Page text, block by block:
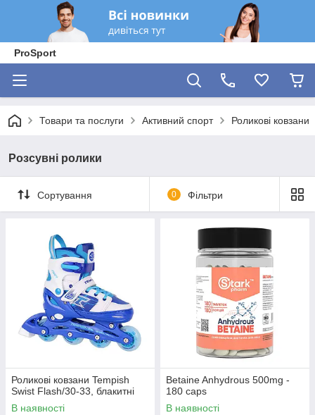
ProSport
Товари та послуги Активний спорт Роликові ковзани
Розсувні ролики
Сортування 0 Фільтри
Роликові ковзани Tempish
Swist Flash/30-33, блакитні
В наявності
Betaine Anhydrous 500mg -
180 caps
В наявності